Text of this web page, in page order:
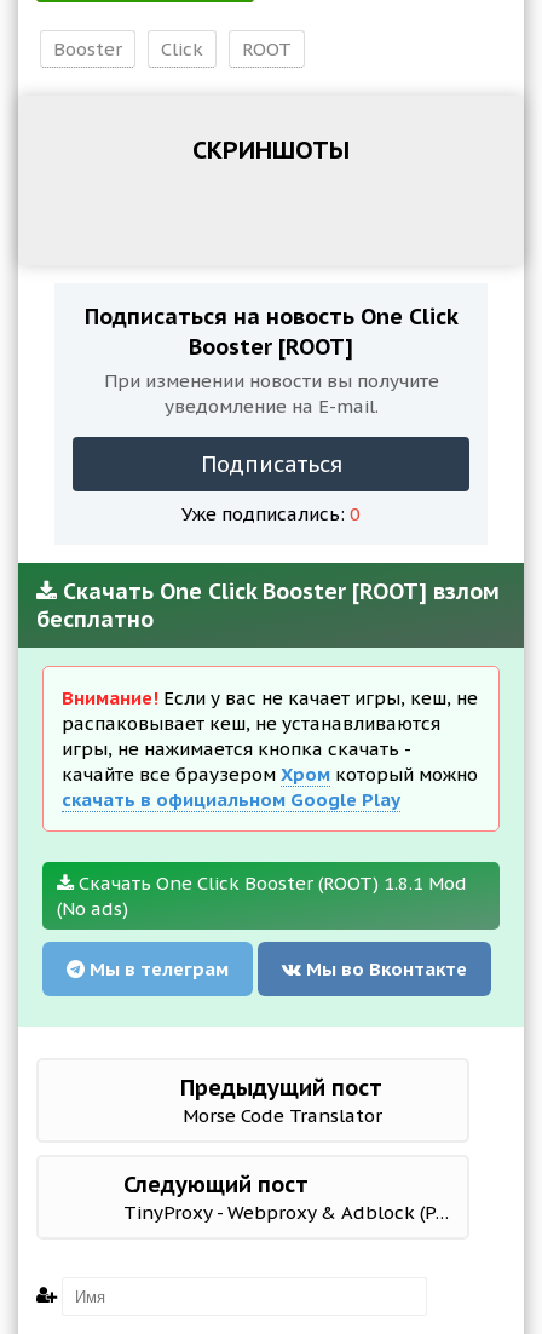
Booster Click ROOT
СКРИНШОТЫ
Подписаться на новость One Click
Booster [ROOT]
При изменении новости вы получите
уведомление на E-mail.
Подписаться
Уже подписались: 0
Скачать One Click Booster [ROOT] взлом
бесплатно
Внимание! Если у вас не качает игры, кеш, не
распаковывает кеш, не устанавливаются
игры, не нажимается кнопка скачать -
качайте все браузером Хром который можно
скачать в официальном Google Play
Скачать One Click Booster (ROOT) 1.8.1 Mod
(No ads)
Мы в телеграм Мы во Вконтакте
Предыдущий пост
Morse Code Translator
Следующий пост
TinyProxy - Webproxy & Adblock (Paid version)